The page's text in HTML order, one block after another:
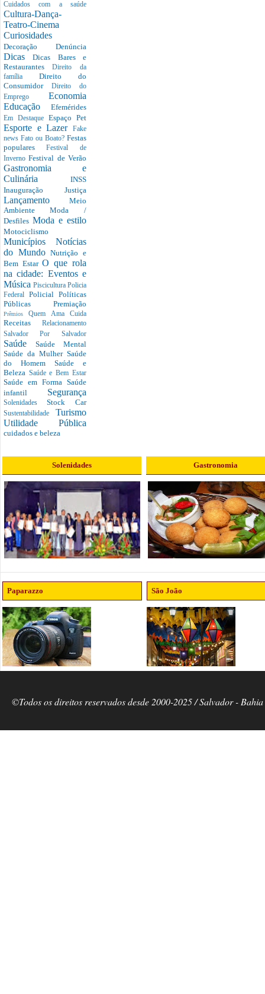
Cuidados com a saúde
Cultura-Dança-
Teatro-Cinema
Curiosidades
Decoração Denúncia
DicasDicas Bares e
RestaurantesDireito da
família Direito do
Consumidor Direito do
Emprego Economia
Educação Efemérides
Em Destaque Espaço Pet
Esporte e Lazer
Fake
news Fato ou Boato? Festas
popularesFestival de
InvernoFestival de Verão
Gastronomia e
Culinária INSS
Inauguração Justiça
Lançamento Meio
AmbienteModa /
Desfiles Moda e estilo
Motociclismo
Municípios Notícias
do MundoNutrição e
Bem EstarO que rola
na cidade: Eventos e
Música Piscicultura Policia
Federal Policial Políticas
Públicas Premiação
PrêmiosQuem Ama Cuida
Receitas Relacionamento
Salvador Por Salvador
Saúde Saúde Mental
Saúde da Mulher Saúde
do Homem Saúde e
Beleza Saúde e Bem Estar
Saúde em Forma Saúde
infantil Segurança
SolenidadesStock Car
Sustentabilidade Turismo
Utilidade Pública
cuidados e beleza
Solenidades Gastronomia
Paparazzo São João
©Todos os direitos reservados desde 2000-2025 / Salvador -